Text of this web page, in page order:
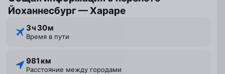
Йоханнесбург — Хараре
3 ⁠ч 30 ⁠м
Время в пути
981 км
Расстояние между городами